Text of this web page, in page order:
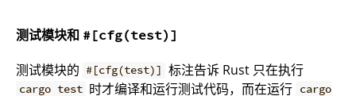
测试模块和 #[cfg(test)]
测试模块的 #[cfg(test)] 标注告诉 Rust 只在执行
cargo test 时才编译和运行测试代码，而在运行 cargo